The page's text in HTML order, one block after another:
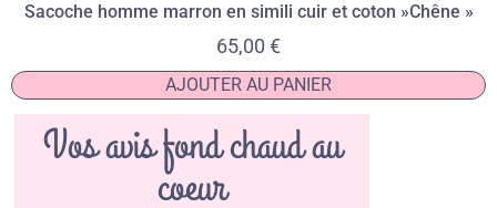
Sacoche homme marron en simili cuir et coton »Chêne »
65,00 €
AJOUTER AU PANIER
Vos avis fond chaud au
coeur